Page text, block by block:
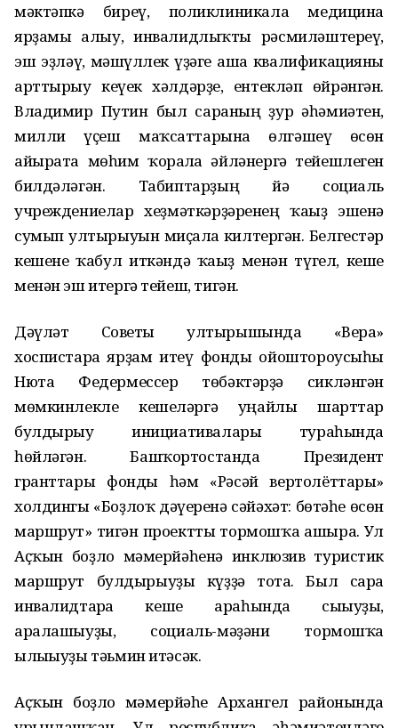
мәктәпкә биреү, поликлиникала медицина
ярҙамы алыу, инвалидлыҡты рәсмиләштереү,
эш эҙләү, мәшғүллек үҙәге аша квалификацияны
арттырыу кеүек хәлдәрҙе, ентекләп өйрәнгән.
Владимир Путин был сараның ҙур әһәмиәтен,
милли үҫеш маҡсаттарына өлгәшеү өсөн
айырата мөһим ҡоралға әйләнергә тейешлеген
билдәләгән. Табиптарҙың йә социаль
учреждениелар хеҙмәткәрҙәренең ҡағыҙ эшенә
сумып ултырыуын миҫалға килтергән. Белгестәр
кешене ҡабул иткәндә ҡағыҙ менән түгел, кеше
менән эш итергә тейеш, тигән.
Дәүләт Советы ултырышында «Вера»
хоспистарға ярҙам итеү фонды ойоштороусыһы
Нюта Федермессер төбәктәрҙә сикләнгән
мөмкинлекле кешеләргә уңайлы шарттар
булдырыу инициативалары тураһында
һөйләгән. Башҡортостанда Президент
гранттары фонды һәм «Рәсәй вертолёттары»
холдингы «Боҙлоҡ дәүеренә сәйәхәт: бөтәһе өсөн
маршрут» тигән проектты тормошҡа ашыра. Ул
Аҫҡын боҙло мәмерйәһенә инклюзив туристик
маршрут булдырыуҙы күҙҙә тота. Был сара
инвалидтарға кеше араһында сығыуҙы,
аралашыуҙы, социаль-мәҙәни тормошҡа
ылығыуҙы тәьмин итәсәк.
Аҫҡын боҙло мәмерйәһе Архангел районында